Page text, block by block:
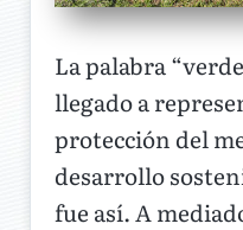
La palabra
llegado a
protección del
desarrollo
fue así. A